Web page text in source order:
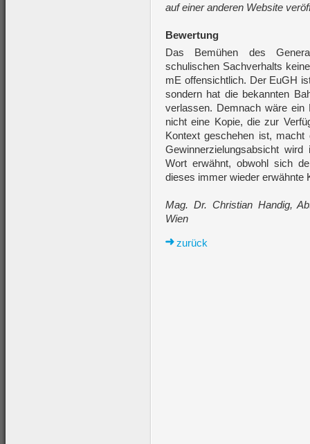
auf einer anderen Website
Bewertung
Das Bemühen des
schulischen Sachverhalts
mE offensichtlich. Der EuGH
sondern hat die bekannten
verlassen. Demnach wäre
nicht eine Kopie, die zur
Kontext geschehen ist,
Gewinnerzielungsabsicht
Wort erwähnt, obwohl sich
dieses immer wieder erwähnte
Mag. Dr. Christian Handig,
Wien
zurück